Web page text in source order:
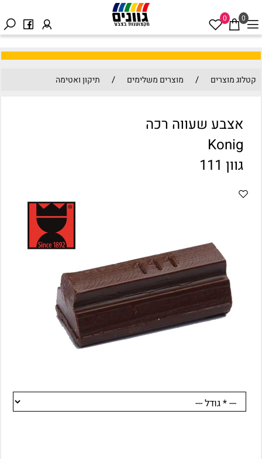
0
0
קטלוג מוצרים / מוצרים משלימים / תיקון ואטימה
אצבע שעווה רכה
Konig
גוון 111